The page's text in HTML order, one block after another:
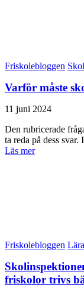
Friskolebloggen
Varför måste
11 juni 2024
Den rubricerade
ta reda på dess
Läs mer
Friskolebloggen
friskolor trivs